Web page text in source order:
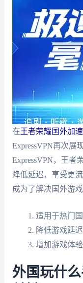
在王者荣耀国外加
ExpressVPN再次展
ExpressVPN，王者
降低延迟，享受更
成为了解决国外游
适用于热门
降低游戏延
增加游戏体
外国玩什